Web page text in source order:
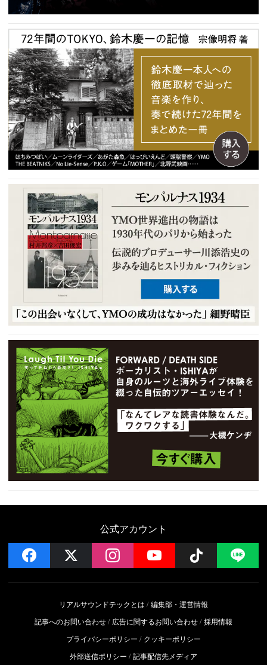
公式アカウント
facebook instagramYouTube Follow
リアルサウンドテックとは
編集部・運営情報
記事へのお問い合わせ
広告に関するお問い合わせ 採用情報
プライバシーポリシー
クッキーポリシー
外部送信ポリシー
記事配信先メディア